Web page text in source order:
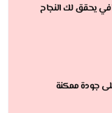
يحقق لك النجاح
جودة ممكنة